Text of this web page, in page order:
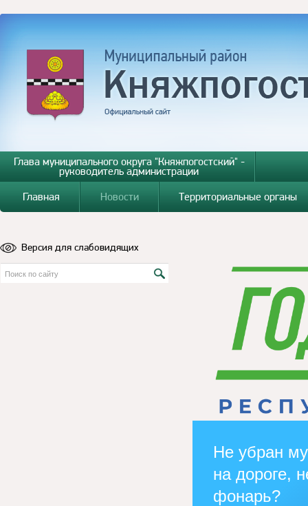
Глава муниципального округа "Княжпогостский" -
руководитель администрации
Главная
Новости Территориальные органы
Версия для слабовидящих
Не убран
на дороге,
фонарь?